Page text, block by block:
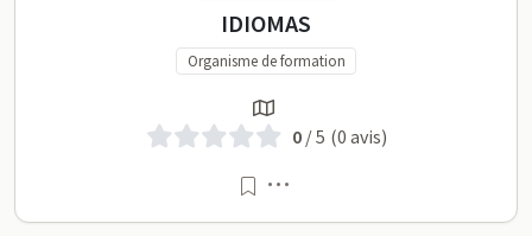
IDIOMAS sur FormaPro
IDIOMAS
Organisme de formation
0/ 5 (0 avis)